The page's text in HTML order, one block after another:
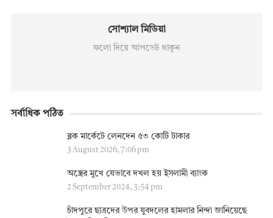
সোশ্যাল মিডিয়া
ফলো দিয়ে আপডেট থাকুন
সর্বাধিক পঠিত
ব্লক মার্কেটে লেনদেন ৫৩ কোটি টাকার
3 August 2026, 7:06 pm
অস্ত্রের মুখে যেভাবে দখল হয় ইসলামী ব্যাংক
2 September 2024, 3:54 pm
চাঁদপুরে ছাত্রদের উপর যুবদলের হামলার নিন্দা জানিয়েছে